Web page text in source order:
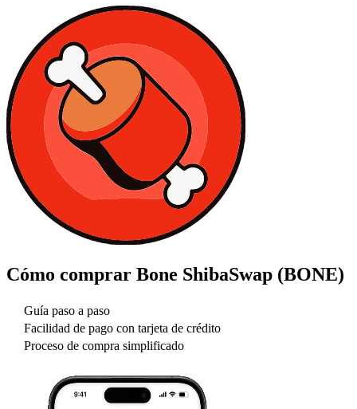
Cómo comprar Bone ShibaSwap (BONE)
Guía paso a paso
Facilidad de pago con tarjeta de crédito
Proceso de compra simplificado